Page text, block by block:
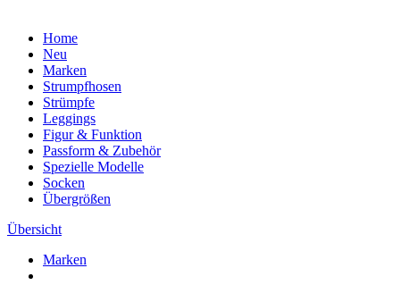
Home
Neu
Marken
Strumpfhosen
Strümpfe
Leggings
Figur & Funktion
Passform & Zubehör
Spezielle Modelle
Socken
Übergrößen
Übersicht
Marken